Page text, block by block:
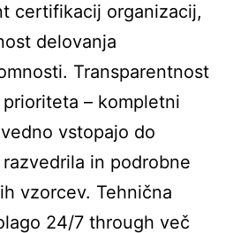
certifikacij organizacij,
delovanja
Transparentnost
– kompletni
vstopajo do
in podrobne
vzorcev. Tehnična
24/7 through več